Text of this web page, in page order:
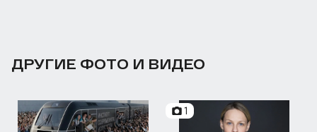
ДРУГИЕ ФОТО И ВИДЕО
1